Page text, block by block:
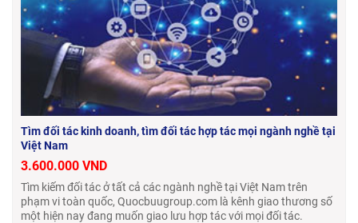
Tìm đối tác kinh doanh, tìm đối tác hợp tác mọi ngành nghề tại
Việt Nam
3.600.000 VND
Tìm kiếm đối tác ở tất cả các ngành nghề tại Việt Nam trên
phạm vi toàn quốc, Quocbuugroup.com là kênh giao thương số
một hiện nay đang muốn giao lưu hợp tác với mọi đối tác.